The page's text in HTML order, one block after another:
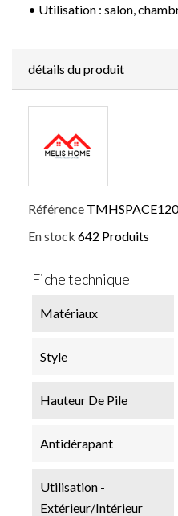
• Utilisation : salon,
détails du produit
Référence
En stock 642 Produits
Fiche technique
Matériaux
Style
Hauteur De Pile
Antidérapant
Utilisation -
Extérieur/Intérieur